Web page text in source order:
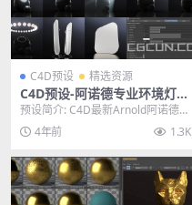
C4D预设 精选资源
C4D预设-阿诺德专业环境灯光
HDRI照明渲染场景预设 Arno
ld Light Suite for C4D v2.0
预设简介: C4D最新Arnold阿诺德渲
染器专业环境灯光照明HDRI渲染场
景预...4年前 1.3K